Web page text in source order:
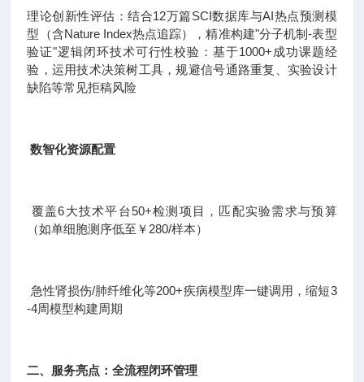
理论创新性评估：结合12万篇SCI数据库与AI热点预测模
型（含Nature Index热点追踪），精准构建"分子机制-表型
验证"逻辑闭环技术可行性校验：基于1000+成功课题经
验，运用技术决策树工具，规避信号通路重复、实验设计
缺陷等常见拒稿风险
数智化资源配置
覆盖6大技术平台50+检测项目，匹配实验需求与预算
（如单细胞测序低至￥280/样本）
急性肾损伤/肺纤维化等200+疾病模型库一键调用，缩短3
-4周模型构建周期
二、服务亮点：全流程闭环管理